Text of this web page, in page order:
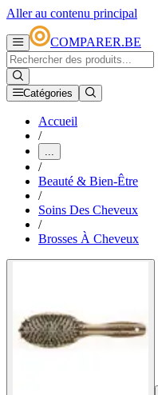
Aller au contenu principal
COMPARER.BE
Catégories
Accueil
/
...
/
Beauté & Bien-Être
/
Soins Des Cheveux
/
Brosses À Cheveux